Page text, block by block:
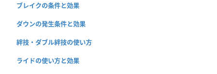
ブレイクの条件と効果
ダウンの発生条件と効果
絆技・ダブル絆技の使い方
ライドの使い方と効果